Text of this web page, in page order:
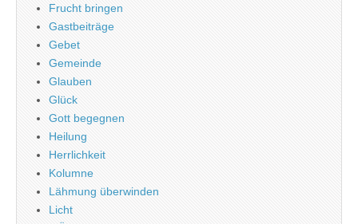
Frucht bringen
Gastbeiträge
Gebet
Gemeinde
Glauben
Glück
Gott begegnen
Heilung
Herrlichkeit
Kolumne
Lähmung überwinden
Licht